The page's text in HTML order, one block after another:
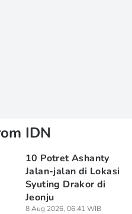
IDN
10 Potret Ashanty
Jalan-jalan di Lokasi
Syuting Drakor di
Jeonju
8 Aug 2026, 06:41 WIB